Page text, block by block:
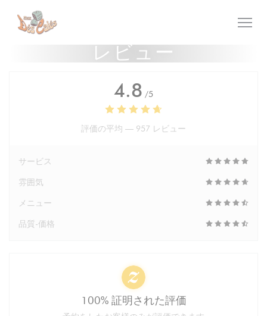
クッキー利用の管理について
レビュー
4.8 /5
評価の平均 — 957 レビュー
サービス
雰囲気
メニュー
品質-価格
100% 証明された評価